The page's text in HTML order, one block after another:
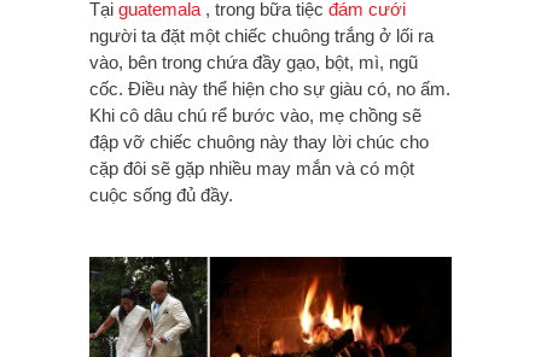
Tại guatemala , trong bữa tiệc đám cưới
người ta đặt một chiếc chuông trắng ở lối ra
vào, bên trong chứa đầy gạo, bột, mì, ngũ
cốc. Điều này thể hiện cho sự giàu có, no ấm.
Khi cô dâu chú rể bước vào, mẹ chồng sẽ
đập vỡ chiếc chuông này thay lời chúc cho
cặp đôi sẽ gặp nhiều may mắn và có một
cuộc sống đủ đầy.